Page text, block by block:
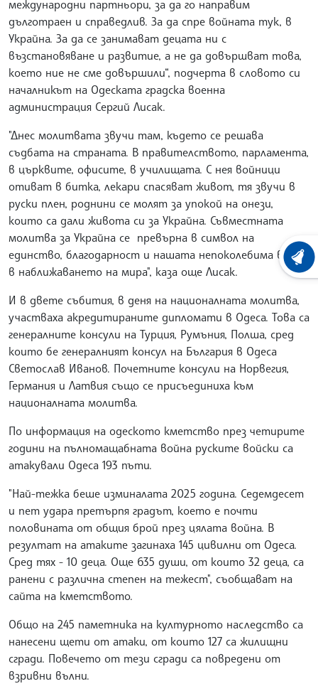
международни партньори, за да го направим
дълготраен и справедлив. За да спре войната тук, в
Украйна. За да се занимават децата ни с
възстановяване и развитие, а не да довършват това,
което ние не сме довършили“, подчерта в словото си
началникът на Одеската градска военна
администрация Сергий Лисак.
"Днес молитвата звучи там, където се решава
съдбата на страната. В правителството, парламента,
в църквите, офисите, в училищата. С нея войници
отиват в битка, лекари спасяват живот, тя звучи в
руски плен, роднини се молят за упокой на онези,
които са дали живота си за Украйна. Съвместната
молитва за Украйна се превърна в символ на
единство, благодарност и нашата непоколебима вяра
в наближаването на мира", каза още Лисак.
И в двете събития, в деня на националната молитва,
участваха акредитираните дипломати в Одеса. Това са
генералните консули на Турция, Румъния, Полша, сред
които бе генералният консул на България в Одеса
Светослав Иванов. Почетните консули на Норвегия,
Германия и Латвия също се присъединиха към
националната молитва.
По информация на одеското кметство през четирите
години на пълномащабната война руските войски са
атакували Одеса 193 пъти.
"Най-тежка беше изминалата 2025 година. Седемдесет
и пет удара претърпя градът, което е почти
половината от общия брой през цялата война. В
резултат на атаките загинаха 145 цивилни от Одеса.
Сред тях - 10 деца. Още 635 души, от които 32 деца, са
ранени с различна степен на тежест", съобщават на
сайта на кметството.
Общо на 245 паметника на културното наследство са
нанесени щети от атаки, от които 127 са жилищни
сгради. Повечето от тези сгради са повредени от
взривни вълни.